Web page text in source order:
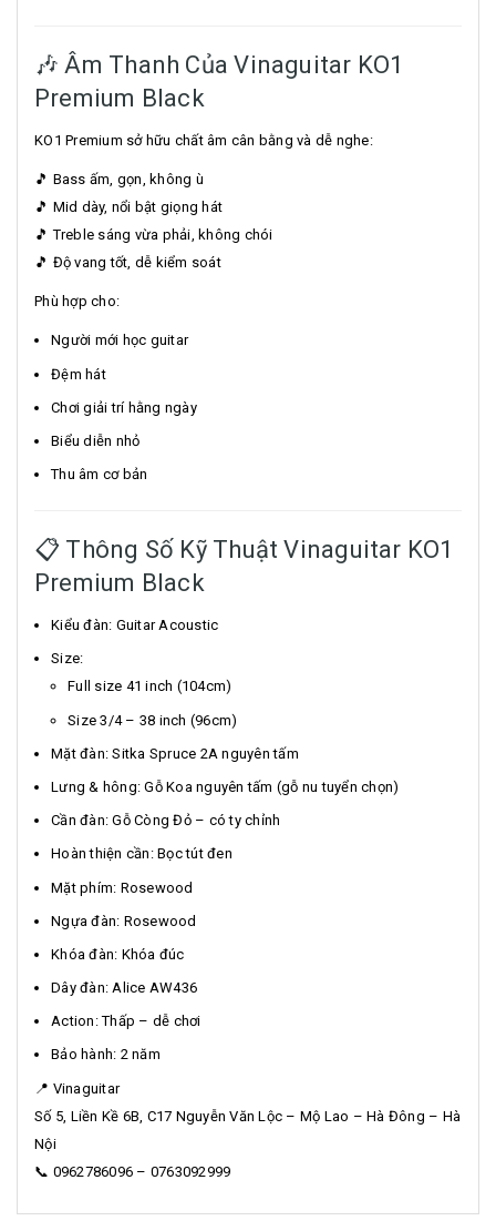
🎶 Âm Thanh Của Vinaguitar KO1
Premium Black
KO1 Premium sở hữu chất âm cân bằng và dễ nghe:
🎵 Bass ấm, gọn, không ù
🎵 Mid dày, nổi bật giọng hát
🎵 Treble sáng vừa phải, không chói
🎵 Độ vang tốt, dễ kiểm soát
Phù hợp cho:
Người mới học guitar
Đệm hát
Chơi giải trí hằng ngày
Biểu diễn nhỏ
Thu âm cơ bản
📋 Thông Số Kỹ Thuật Vinaguitar KO1
Premium Black
Kiểu đàn: Guitar Acoustic
Size:
Full size 41 inch (104cm)
Size 3/4 – 38 inch (96cm)
Mặt đàn: Sitka Spruce 2A nguyên tấm
Lưng & hông: Gỗ Koa nguyên tấm (gỗ nu tuyển chọn)
Cần đàn: Gỗ Còng Đỏ – có ty chỉnh
Hoàn thiện cần: Bọc tút đen
Mặt phím: Rosewood
Ngựa đàn: Rosewood
Khóa đàn: Khóa đúc
Dây đàn: Alice AW436
Action: Thấp – dễ chơi
Bảo hành: 2 năm
📍 Vinaguitar
Số 5, Liền Kề 6B, C17 Nguyễn Văn Lộc – Mộ Lao – Hà Đông – Hà
Nội
📞 0962786096 – 0763092999